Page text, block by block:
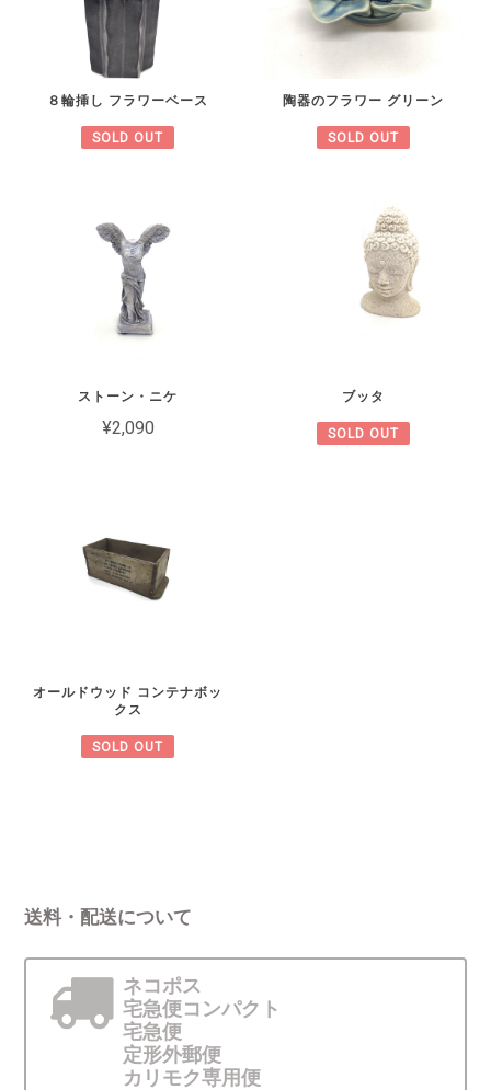
８輪挿し フラワーベース
SOLD OUT
陶器のフラワー グリーン
SOLD OUT
ストーン・ニケ
¥2,090
ブッタ
SOLD OUT
オールドウッド コンテナボッ
クス
SOLD OUT
送料・配送について
ネコポス
宅急便コンパクト
宅急便
定形外郵便
カリモク専用便